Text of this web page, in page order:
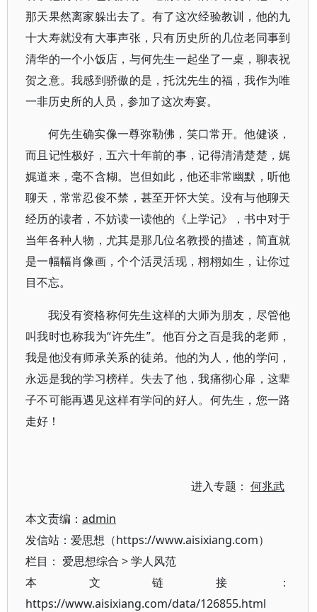
那天果然离家躲出去了。有了这次经验教训，他的九
十大寿就没有大事声张，只有历史所的几位老同事到
清华的一个小饭店，与何先生一起坐了一桌，聊表祝
贺之意。我感到骄傲的是，托沈先生的福，我作为唯
一非历史所的人员，参加了这次寿宴。
何先生确实像一尊弥勒佛，笑口常开。他健谈，
而且记性极好，五六十年前的事，记得清清楚楚，娓
娓道来，毫不含糊。岂但如此，他还非常幽默，听他
聊天，常常忍俊不禁，甚至开怀大笑。没有与他聊天
经历的读者，不妨读一读他的《上学记》，书中对于
当年各种人物，尤其是那几位名教授的描述，简直就
是一幅幅肖像画，个个活灵活现，栩栩如生，让你过
目不忘。
我没有资格称何先生这样的大师为朋友，尽管他
叫我时也称我为“许先生”。他百分之百是我的老师，
我是他没有师承关系的徒弟。他的为人，他的学问，
永远是我的学习榜样。失去了他，我痛彻心扉，这辈
子不可能再遇见这样有学问的好人。何先生，您一路
走好！
进入专题：何兆武
本文责编： admin
发信站：爱思想（https://www.aisixiang.com）
栏目： 爱思想综合 >学人风范
本文链接：
https://www.aisixiang.com/data/126855.html